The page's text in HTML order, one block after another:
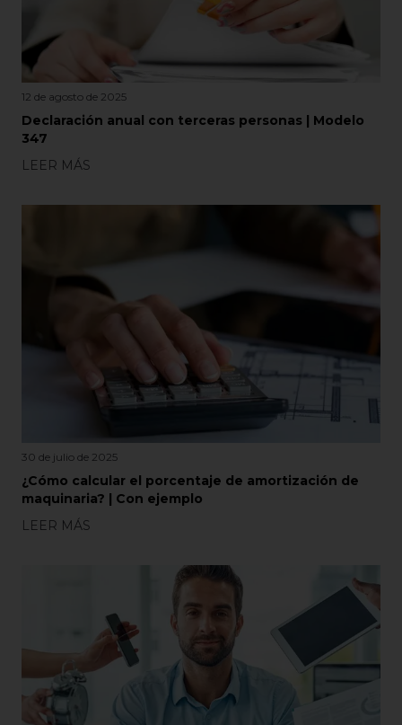
12 de agosto de 2025
Declaración anual con terceras personas | Modelo
347
LEER MÁS
30 de julio de 2025
¿Cómo calcular el porcentaje de amortización de
maquinaria? | Con ejemplo
LEER MÁS